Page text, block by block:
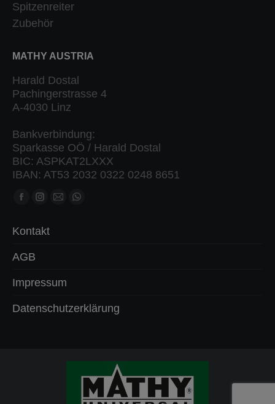
Spitzenreiter
Zubehör
MATHY AUSTRIA
Harald Dostal
Pachingerstrasse 4
A-4030 Linz
Bankverbindung:
Sparkasse OÖ / Harald Dostal
BIC: ASPKAT2LXXX
IBAN: AT53 2032 0322 0248 8651
Finden Sie uns auf:
Facebook
öffnet
in
Fenster
Instagram
öffnet
Fenster
Mail
Fenster
Whatsapp
Kontakt
AGB
Impressum
Datenschutzerklärung